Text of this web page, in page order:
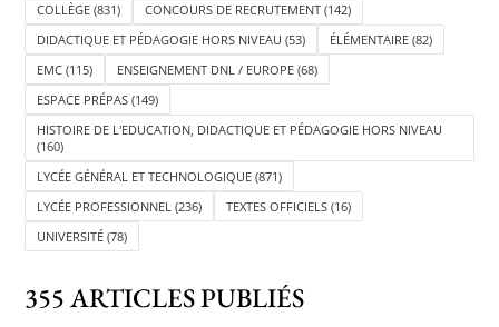
Toutes les actualités
Les rendez-vous de l’APHG
Concours de recrutement
Concours scolaires
Conférences, tables rondes
Culture
COLLÈGE(831) CONCOURS DE RECRUTEMENT(142)
DIDACTIQUE ET PÉDAGOGIE HORS NIVEAU(53) ÉLÉMENTAIRE(82)
EMC(115) ENSEIGNEMENT DNL / EUROPE(68)
ESPACE PRÉPAS(149)
HISTOIRE DE L'EDUCATION, DIDACTIQUE ET PÉDAGOGIE HORS NIVEAU
(160)
LYCÉE GÉNÉRAL ET TECHNOLOGIQUE(871)
LYCÉE PROFESSIONNEL(236) TEXTES OFFICIELS(16)
UNIVERSITÉ(78)
355 ARTICLES PUBLIÉS